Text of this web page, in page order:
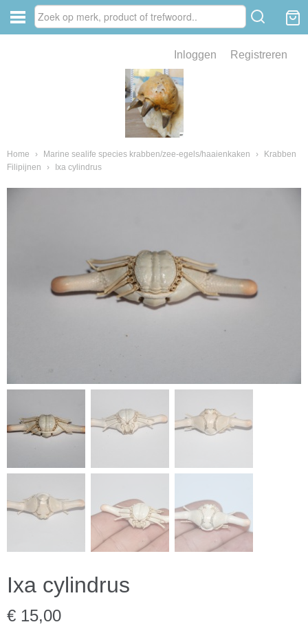
Inloggen Registreren
Home › Marine sealife species krabben/zee-egels/haaienkaken ›
Krabben
Filipijnen
› Ixa cylindrus
Ixa cylindrus
€ 15,00
van fossielen en mineralen